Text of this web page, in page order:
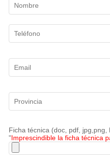
Ficha técnica (doc, pdf, jpg,png,
"Imprescindible la ficha técnica